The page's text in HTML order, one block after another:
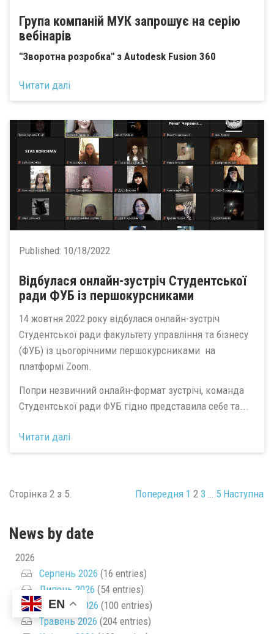
Група компаній МУК запрошує на серію
вебінарів
"Зворотна розробка" з Autodesk Fusion 360
Читати далі
Published: 10/18/2022
Відбулася онлайн-зустріч Студентської
ради ФУБ із першокурсниками
14 жовтня 2022 року відбулася онлайн-зустріч
Студентської ради факультету управління та бізнесу
(ФУБ) із цьогорічними першокурсниками на
платформі Zoom.
Попри незвичний онлайн-формат зустрічі, команда
Студентської ради ФУБ гідно представила себе та...
Читати далі
Сторінка 2 з 5. Попередня 1 2 3 … 5 Наступна
News by date
2026
Серпень 2026 (16 entries)
Липень 2026 (54 entries)
Червень 2026 (100 entries)
Травень 2026 (204 entries)
EN